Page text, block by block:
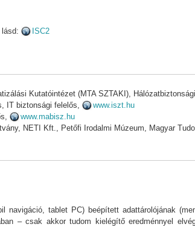
lásd:
ISC2
Kutatóintézet (MTA SZTAKI),
IT biztonsági felelős,
www.iszt.hu
www.mabisz.hu
NETI Kft., Petőfi Irodalmi Múzeum, Magyar
tablet PC) beépített adattárolójának
– csak akkor tudom kielégítő eredménnyel